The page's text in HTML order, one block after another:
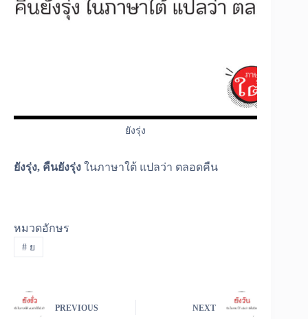
ยังรุ่ง
ยังรุ่ง, คืนยังรุ่ง ในภาษาใต้ แปลว่า ตลอดคืน
หมวดอักษร
#ย
PREVIOUS NEXT